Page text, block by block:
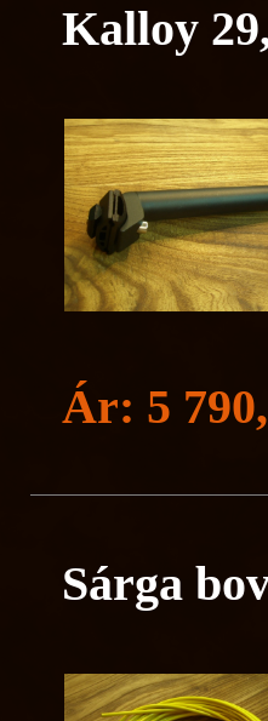
Kalloy
Ár: 5
Sárga